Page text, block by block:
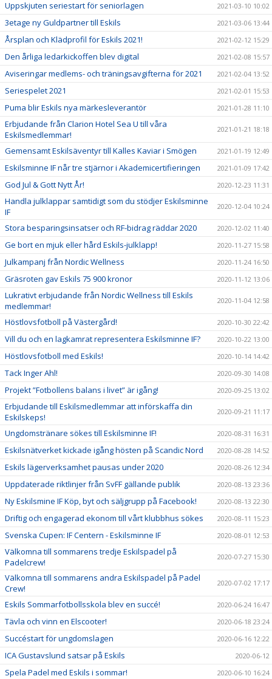
Uppskjuten seriestart för seniorlagen 2021-03-10 10:02
3etage ny Guldpartner till Eskils 2021-03-06 13:44
Årsplan och Klädprofil för Eskils 2021! 2021-02-12 15:29
Den årliga ledarkickoffen blev digital 2021-02-08 15:57
Aviseringar medlems- och träningsavgifterna för 2021 2021-02-04 13:52
Seriespelet 2021 2021-02-01 15:53
Puma blir Eskils nya märkesleverantör 2021-01-28 11:10
Erbjudande från Clarion Hotel Sea U till våra
Eskilsmedlemmar!
2021-01-21 18:18
Gemensamt Eskilsäventyr till Kalles Kaviar i Smögen 2021-01-19 12:49
Eskilsminne IF når tre stjärnor i Akademicertifieringen 2021-01-09 17:42
God Jul & Gott Nytt År! 2020-12-23 11:31
Handla julklappar samtidigt som du stödjer Eskilsminne
IF
2020-12-04 10:24
Stora besparingsinsatser och RF-bidrag räddar 2020 2020-12-02 11:40
Ge bort en mjuk eller hård Eskils-julklapp! 2020-11-27 15:58
Julkampanj från Nordic Wellness 2020-11-24 16:50
Gräsroten gav Eskils 75 900 kronor 2020-11-12 13:06
Lukrativt erbjudande från Nordic Wellness till Eskils
medlemmar!
2020-11-04 12:58
Höstlovsfotboll på Västergård! 2020-10-30 22:42
Vill du och en lagkamrat representera Eskilsminne IF? 2020-10-22 13:00
Höstlovsfotboll med Eskils! 2020-10-14 14:42
Tack Inger Ahl! 2020-09-30 14:08
Projekt ”Fotbollens balans i livet” är igång! 2020-09-25 13:02
Erbjudande till Eskilsmedlemmar att införskaffa din
Eskilskeps!
2020-09-21 11:17
Ungdomstränare sökes till Eskilsminne IF! 2020-08-31 16:31
Eskilsnätverket kickade igång hösten på Scandic Nord 2020-08-28 14:52
Eskils lägerverksamhet pausas under 2020 2020-08-26 12:34
Uppdaterade riktlinjer från SvFF gällande publik 2020-08-13 23:36
Ny Eskilsmine IF Köp, byt och säljgrupp på Facebook! 2020-08-13 22:30
Driftig och engagerad ekonom till vårt klubbhus sökes 2020-08-11 15:23
Svenska Cupen: IF Centern - Eskilsminne IF 2020-08-01 12:53
Välkomna till sommarens tredje Eskilspadel på
Padelcrew!
2020-07-27 15:30
Välkomna till sommarens andra Eskilspadel på Padel
Crew!
2020-07-02 17:17
Eskils Sommarfotbollsskola blev en succé! 2020-06-24 16:47
Tävla och vinn en Elscooter! 2020-06-18 23:24
Succéstart för ungdomslagen 2020-06-16 12:22
ICA Gustavslund satsar på Eskils 2020-06-12
Spela Padel med Eskils i sommar! 2020-06-10 16:24